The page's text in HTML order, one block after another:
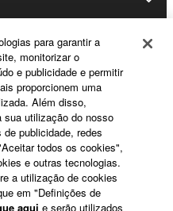
para garantir a
monitorizar o
e publicidade e permitir
proporcionem uma
Além disso,
sua utilização do nosso
publicidade, redes
todos os cookies",
e outras tecnologias.
a utilização de cookies
em "Definições de
aqui e serão utilizados